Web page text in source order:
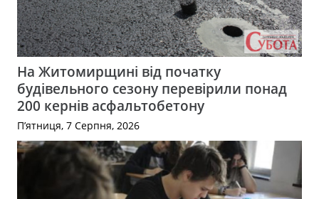
На Житомирщині від початку
будівельного сезону перевірили понад
200 кернів асфальтобетону
П’ятниця, 7 Серпня, 2026